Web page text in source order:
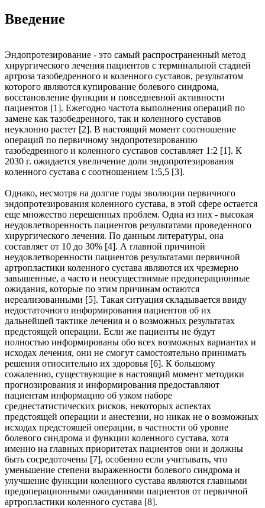
Введение
Эндопротезирование - это самый распространенный метод
хирургического лечения пациентов с терминальной стадией
артроза тазобедренного и коленного суставов, результатом
которого являются купирование болевого синдрома,
восстановление функции и повседневной активности
пациентов [1]. Ежегодно частота выполнения операций по
замене как тазобедренного, так и коленного суставов
неуклонно растет [2]. В настоящий момент соотношение
операций по первичному эндопротезированию
тазобедренного и коленного суставов составляет 1:2 [1]. К
2030 г. ожидается увеличение доли эндопротезирования
коленного сустава с соотношением 1:5,5 [3].
Однако, несмотря на долгие годы эволюции первичного
эндопротезирования коленного сустава, в этой сфере остается
еще множество нерешенных проблем. Одна из них - высокая
неудовлетворенность пациентов результатами проведенного
хирургического лечения. По данным литературы, она
составляет от 10 до 30% [4]. А главной причиной
неудовлетворенности пациентов результатами первичной
артропластики коленного сустава являются их чрезмерно
завышенные, а часто и неосуществимые предоперационные
ожидания, которые по этим причинам остаются
нереализованными [5]. Такая ситуация складывается ввиду
недостаточного информирования пациентов об их
дальнейшей тактике лечения и о возможных результатах
предстоящей операции. Если же пациенты не будут
полностью информированы обо всех возможных вариантах и
исходах лечения, они не смогут самостоятельно принимать
решения относительно их здоровья [6]. К большому
сожалению, существующие в настоящий момент методики
прогнозирования и информирования предоставляют
пациентам информацию об узком наборе
среднестатистических рисков, некоторых аспектах
предстоящей операции и анестезии, но никак не о возможных
исходах предстоящей операции, в частности об уровне
болевого синдрома и функции коленного сустава, хотя
именно на главных приоритетах пациентов они и должны
быть сосредоточены [7], особенно если учитывать, что
уменьшение степени выраженности болевого синдрома и
улучшение функции коленного сустава являются главными
предоперационными ожиданиями пациентов от первичной
артропластики коленного сустава [8].